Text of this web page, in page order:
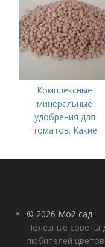
Комплексные
минеральные
удобрения для
томатов. Какие
используются для
© 2026 Мой сад
Полезные советы
любителей цветов!